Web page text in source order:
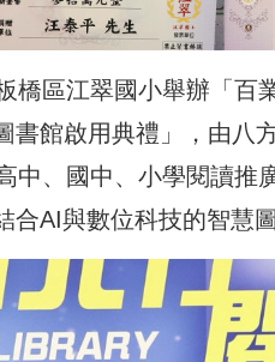
橋區江翠國小舉辦「百
書館啟用典禮」，由八
中、國中、小學閱讀推
合AI與數位科技的智慧